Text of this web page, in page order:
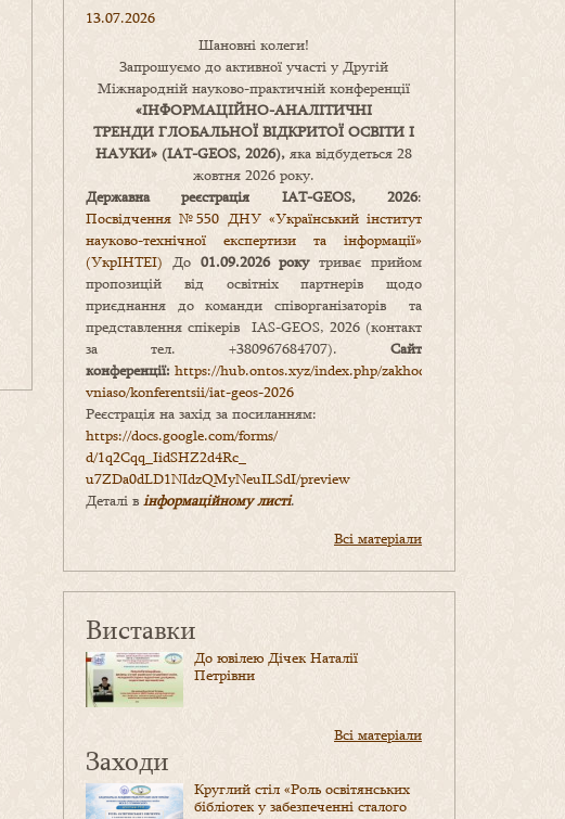
13.07.2026
Шановні колеги!
Запрошуємо до активної участі у Другій
Міжнародній науково-практичній конференції
«ІНФОРМАЦІЙНО-АНАЛІТИЧНІ
ТРЕНДИ ГЛОБАЛЬНОЇ ВІДКРИТОЇ ОСВІТИ І
НАУКИ» (IAT-GEOS, 2026), яка відбудеться 28
жовтня 2026 року.
Державна реєстрація IAT-GEOS, 2026:
Посвідчення №550 ДНУ «Український інститут
науково-технічної експертизи та інформації»
(УкрІНТЕІ) До 01.09.2026 рокутриває прийом
пропозицій від освітніх партнерів щодо
приєднання до команди співорганізаторів та
представлення спікерів IAS-GEOS, 2026 (контакт
за тел. +380967684707). Сайт
конференції: https://hub.ontos.xyz/index.php/zakhody-
vniaso/konferentsii/iat-geos-2026
Реєстрація на захід за посиланням:
https://docs.google.com/forms/
d/1q2Cqq_IidSHZ2d4Rc_
u7ZDa0dLD1NIdzQMyNeuILSdI/preview
Деталі в інформаційному листі.
Всі матеріали
Виставки
До ювілею Дічек Наталії
Петрівни
Всі матеріали
Заходи
Круглий стіл «Роль освітянських
бібліотек у забезпеченні сталого